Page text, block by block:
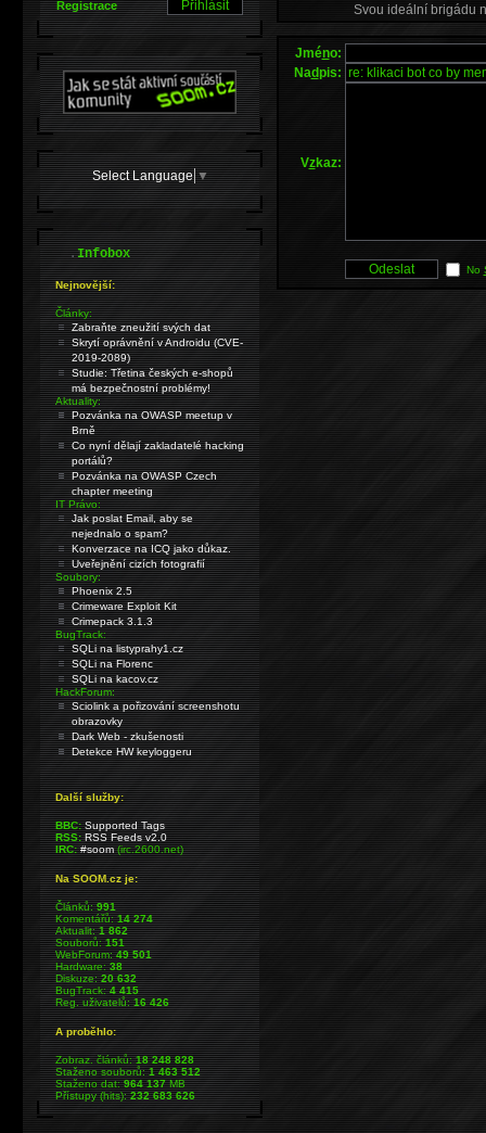
Svou ideální brigádu
Jméno:
Nadpis:
Vzkaz:
No
Registrace
Select Language ▼
.Infobox
Nejnovější:
Články:
Zabraňte zneužití svých dat
Skrytí oprávnění v Androidu (CVE-
2019-2089)
Studie: Třetina českých e-shopů
má bezpečnostní problémy!
Aktuality:
Pozvánka na OWASP meetup v
Brně
Co nyní dělají zakladatelé hacking
portálů?
Pozvánka na OWASP Czech
chapter meeting
IT Právo:
Jak poslat Email, aby se
nejednalo o spam?
Konverzace na ICQ jako důkaz.
Uveřejnění cizích fotografií
Soubory:
Phoenix 2.5
Crimeware Exploit Kit
Crimepack 3.1.3
BugTrack:
SQLi na listyprahy1.cz
SQLi na Florenc
SQLi na kacov.cz
HackForum:
Sciolink a pořizování screenshotu
obrazovky
Dark Web - zkušenosti
Detekce HW keyloggeru
Další služby:
BBC: Supported Tags
RSS: RSS Feeds v2.0
IRC: #soom(irc.2600.net)
Na SOOM.cz je:
Článků:991
Komentářů:14 274
Aktualit:1 862
Souborů:151
WebForum:49 501
Hardware:38
Diskuze:20 632
BugTrack:4 415
Reg. uživatelů:16 426
A proběhlo:
Zobraz. článků:18 248 828
Staženo souborů:1 463 512
Staženo dat:964 137MB
Přístupy (hits):232 683 626